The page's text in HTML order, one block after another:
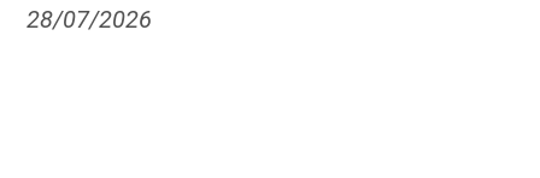
28/07/2026